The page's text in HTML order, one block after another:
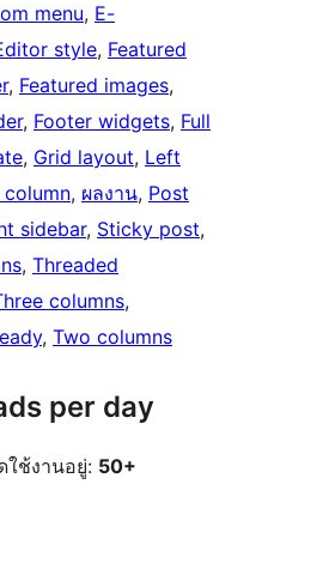
menu, E-
style, Featured
, Featured images
, Footer widgets, Full
, Grid layout, Left
column, ผลงาน, Post
sidebar, Sticky post
, Threaded
columns
, Two columns
per day
ใช้งานอยู่: 50+